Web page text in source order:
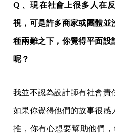
Q 、現在社會上很多人在
視，可是許多商家或團體並
種兩難之下，你覺得平面設
呢？
我並不認為設計師有社會責
如果你覺得他們的故事很感
推，你有心想要幫助他們